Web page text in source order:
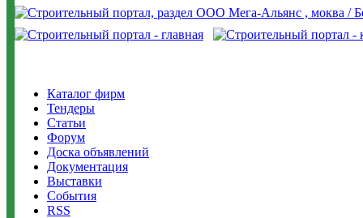
Каталог фирм
Тендеры
Статьи
Форум
Доска объявлений
Документация
Выставки
События
RSS